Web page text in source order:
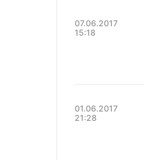
07.06.2017
15:18
01.06.2017
21:28